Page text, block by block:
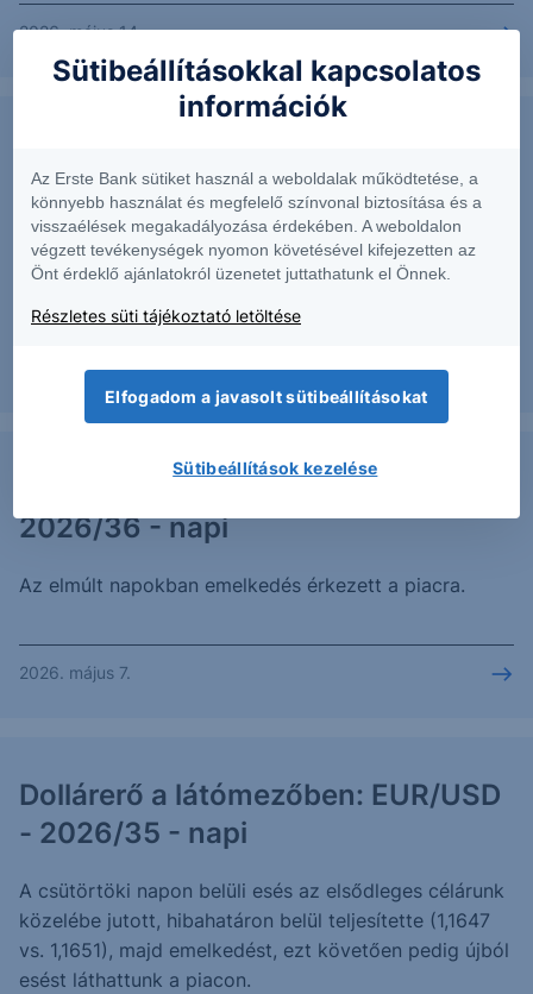
2026. május 14.
napi
Az elmúlt napokban a szerdai gyertya testében
mozgott az árfolyam.
2026. május 12.
2026/36 - napi
Az elmúlt napokban emelkedés érkezett a piacra.
2026. május 7.
Dollárerő a látómezőben: EUR/USD
- 2026/35 - napi
A csütörtöki napon belüli esés az elsődleges célárunk
közelébe jutott, hibahatáron belül teljesítette (1,1647
vs. 1,1651), majd emelkedést, ezt követően pedig újból
esést láthattunk a piacon.
Sütibeállításokkal kapcsolatos
információk
Az Erste Bank sütiket használ a weboldalak működtetése, a
könnyebb használat és megfelelő színvonal biztosítása és a
visszaélések megakadályozása érdekében. A weboldalon
végzett tevékenységek nyomon követésével kifejezetten az
Önt érdeklő ajánlatokról üzenetet juttathatunk el Önnek.
Részletes süti tájékoztató letöltése
Elfogadom a javasolt sütibeállításokat
Sütibeállítások kezelése